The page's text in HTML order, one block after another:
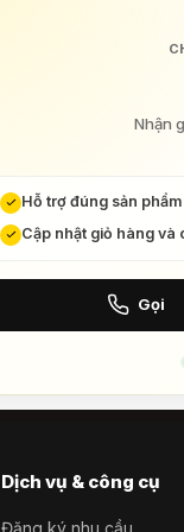
Nhận
Hỗ trợ đúng sản
Cập nhật giỏ hàng và
Gọi
Dịch vụ & công cụ